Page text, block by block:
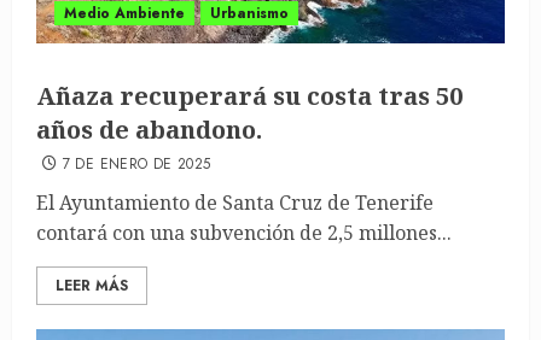
Medio Ambiente Urbanismo
Añaza recuperará su costa tras 50
años de abandono.
7 DE ENERO DE 2025
El Ayuntamiento de Santa Cruz de Tenerife
contará con una subvención de 2,5 millones...
LEER MÁS